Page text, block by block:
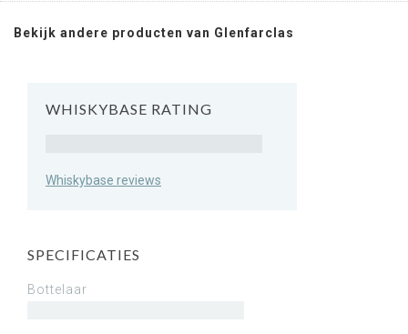
Bekijk andere producten van Glenfarclas
WHISKYBASE RATING
Whiskybase reviews
SPECIFICATIES
Bottelaar